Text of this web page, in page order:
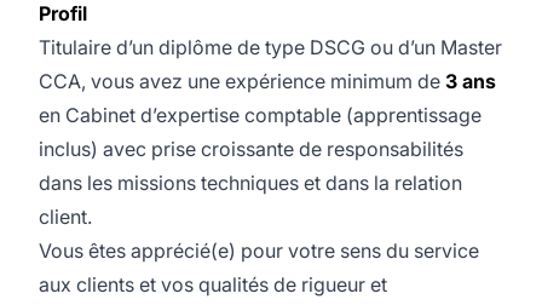
Profil
Titulaire d’un diplôme de type DSCG ou d’un Master
CCA, vous avez une expérience minimum de 3 ans
en Cabinet d’expertise comptable (apprentissage
inclus) avec prise croissante de responsabilités
dans les missions techniques et dans la relation
client.
Vous êtes apprécié(e) pour votre sens du service
aux clients et vos qualités de rigueur et